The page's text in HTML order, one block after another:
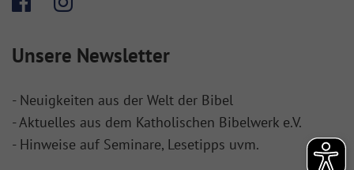
Unsere Newsletter
- Neuigkeiten aus der Welt der Bibel
- Aktuelles aus dem Katholischen Bibelwerk e.V.
- Hinweise auf Seminare, Lesetipps uvm.